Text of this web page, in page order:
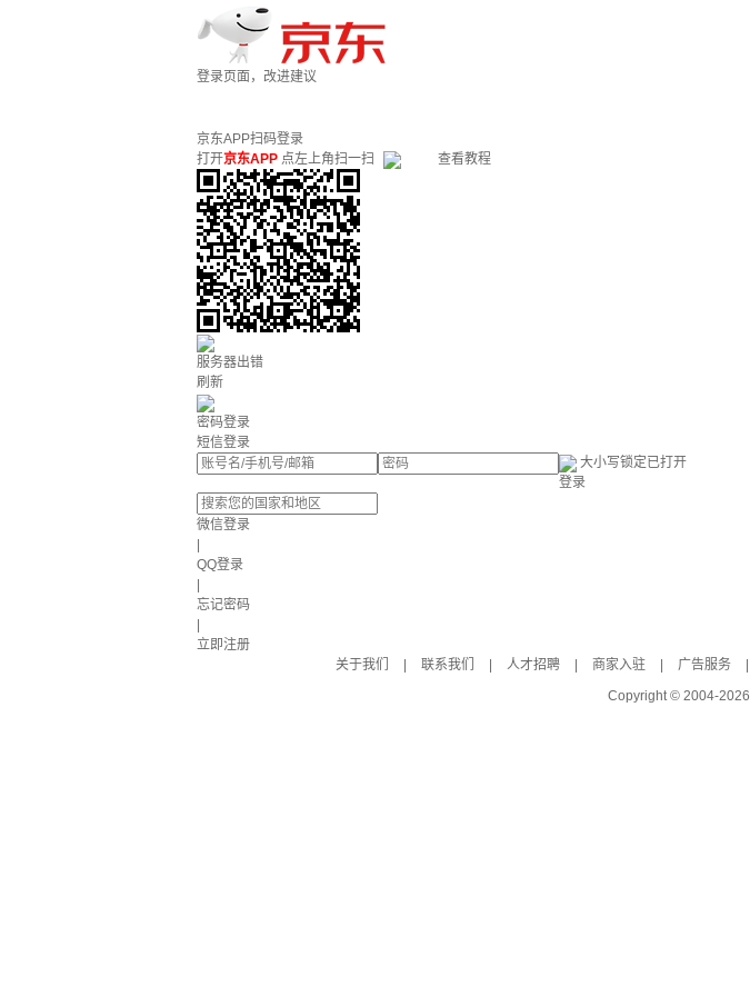
登录页面，改进建议
京东APP扫码登录
打开京东APP 点左上角扫一扫 查看教程
服务器出错
刷新
密码登录
短信登录
大小写锁定已打开
登录
微信登录
QQ登录
忘记密码
立即注册
关于我们
联系我们 人才招聘 商家入驻 广告服务
Copyright © 2004-2026